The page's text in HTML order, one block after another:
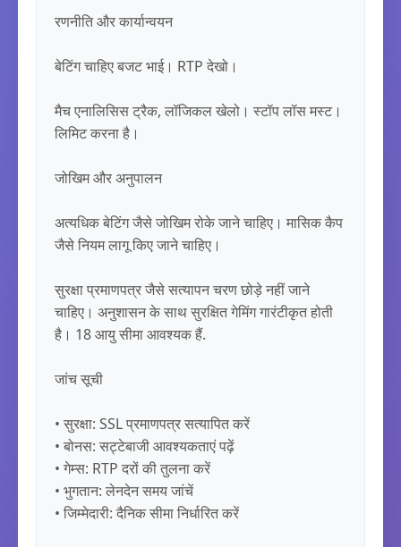
रणनीति और कार्यान्वयन
बेटिंग चाहिए बजट भाई। RTP देखो।
मैच एनालिसिस ट्रैक, लॉजिकल खेलो। स्टॉप लॉस मस्ट।
लिमिट करना है।
जोखिम और अनुपालन
अत्यधिक बेटिंग जैसे जोखिम रोके जाने चाहिए। मासिक कैप
जैसे नियम लागू किए जाने चाहिए।
सुरक्षा प्रमाणपत्र जैसे सत्यापन चरण छोड़े नहीं जाने
चाहिए। अनुशासन के साथ सुरक्षित गेमिंग गारंटीकृत होती
है। 18 आयु सीमा आवश्यक हैं.
जांच सूची
• सुरक्षा: SSL प्रमाणपत्र सत्यापित करें
• बोनस: सट्टेबाजी आवश्यकताएं पढ़ें
• गेम्स: RTP दरों की तुलना करें
• भुगतान: लेनदेन समय जांचें
• जिम्मेदारी: दैनिक सीमा निर्धारित करें